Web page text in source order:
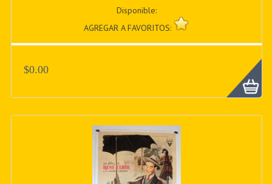
Disponible:
AGREGAR A FAVORITOS:
$0.00